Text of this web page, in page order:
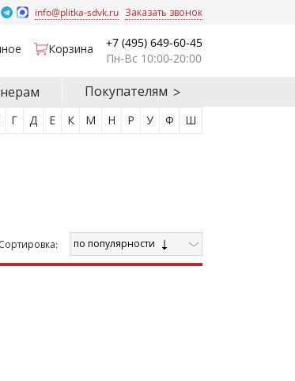
info@plitka-sdvk.ru Заказать звонок
Корзина
+7 (495) 649-60-45
Пн-Вс 10:00-20:00
Покупателям
Г Д Е К М Н Р У Ф Ш
по популярности